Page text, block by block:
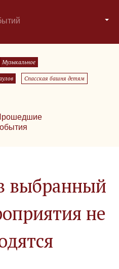
Музыкальное
Спасская башня детям
выбранный
не